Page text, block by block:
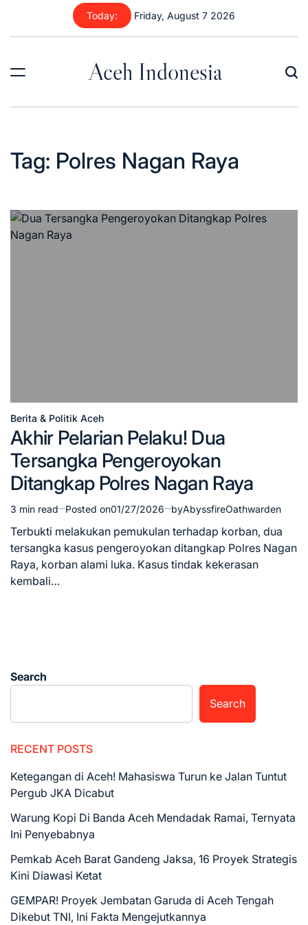
content
Today: Friday, August 7 2026
Aceh Indonesia
Tag: Polres Nagan Raya
Posted
in
Berita & Politik Aceh
Akhir Pelarian Pelaku! Dua
Tersangka Pengeroyokan
Ditangkap Polres Nagan Raya
Estimated
read
time
3 min read Posted on01/27/2026 byAbyssfireOathwarden
Terbukti melakukan pemukulan terhadap korban, dua
tersangka kasus pengeroyokan ditangkap Polres Nagan
Raya, korban alami luka. Kasus tindak kekerasan
kembali…
Search
Search
RECENT POSTS
Ketegangan di Aceh! Mahasiswa Turun ke Jalan Tuntut
Pergub JKA Dicabut
Warung Kopi Di Banda Aceh Mendadak Ramai, Ternyata
Ini Penyebabnya
Pemkab Aceh Barat Gandeng Jaksa, 16 Proyek Strategis
Kini Diawasi Ketat
GEMPAR! Proyek Jembatan Garuda di Aceh Tengah
Dikebut TNI, Ini Fakta Mengejutkannya